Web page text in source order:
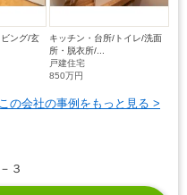
ング/玄
キッチン・台所/トイレ/洗面
所・脱衣所/...
戸建住宅
850万円
この会社の事例をもっと見る >
３